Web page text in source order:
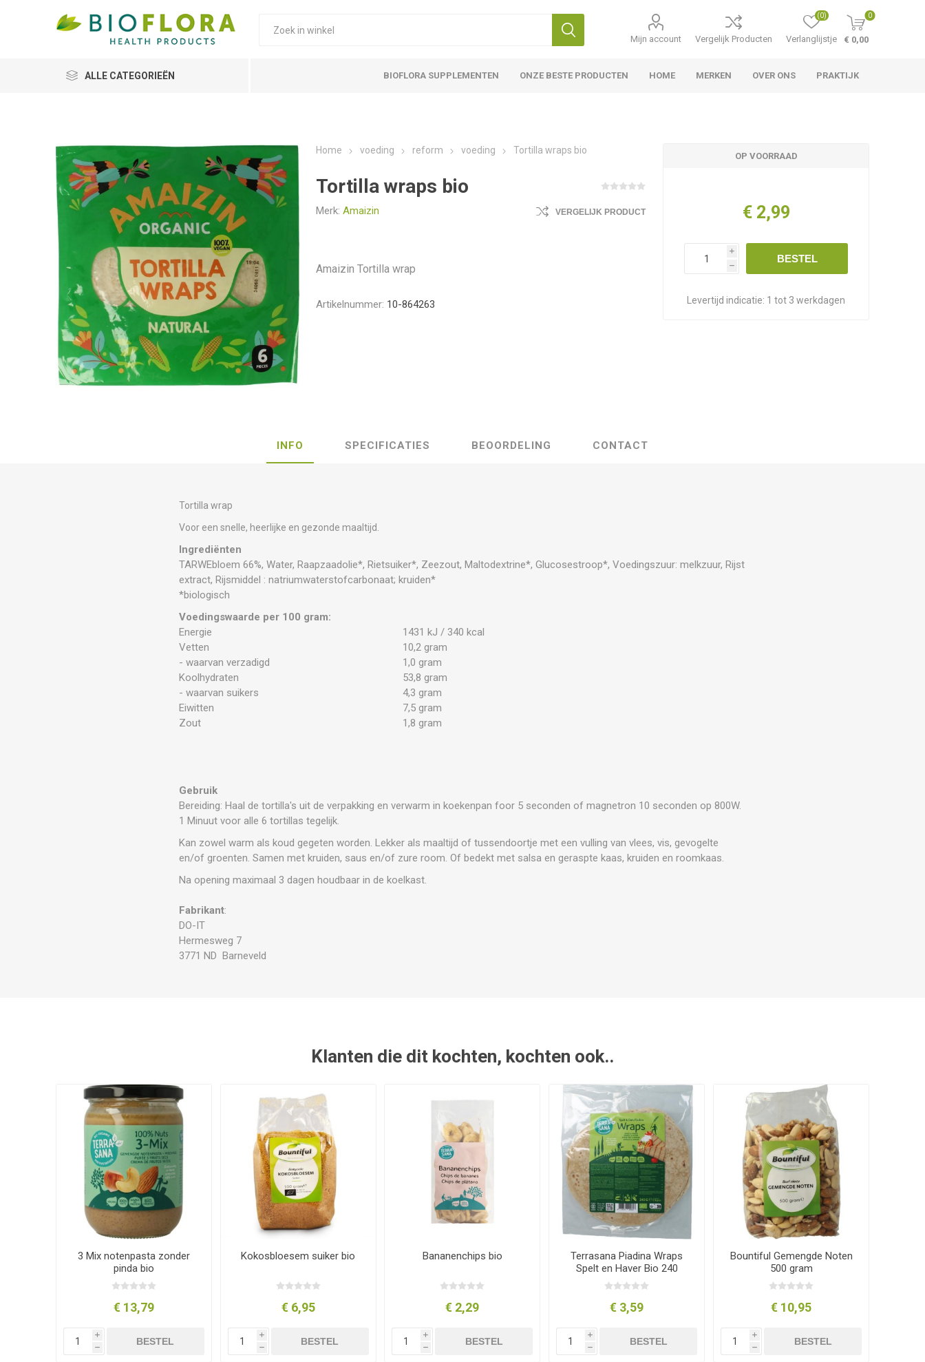
Mijn account Vergelijk Producten Verlanglijstje
(0) 0
€ 0,00
ALLE CATEGORIEËN BIOFLORA SUPPLEMENTEN ONZE BESTE PRODUCTEN HOME MERKEN OVER ONS PRAKTIJK
Home voeding reform voeding Tortilla wraps bio
Tortilla wraps bio
Merk: Amaizin VERGELIJK PRODUCT
Amaizin Tortilla wrap
Artikelnummer: 10-864263
OP VOORRAAD
€ 2,99
i
h
BESTEL
Levertijd indicatie: 1 tot 3 werkdagen
INFO SPECIFICATIES BEOORDELING CONTACT
Tortilla wrap
Voor een snelle, heerlijke en gezonde maaltijd.
Ingrediënten
TARWEbloem 66%, Water, Raapzaadolie*, Rietsuiker*, Zeezout, Maltodextrine*, Glucosestroop*, Voedingszuur: melkzuur, Rijst
extract, Rijsmiddel : natriumwaterstofcarbonaat; kruiden*
*biologisch
Voedingswaarde per 100 gram:
Energie
1431 kJ / 340 kcal
Vetten
10,2 gram
- waarvan verzadigd
1,0 gram
Koolhydraten
53,8 gram
- waarvan suikers
4,3 gram
Eiwitten
7,5 gram
Zout
1,8 gram
Gebruik
Bereiding: Haal de tortilla's uit de verpakking en verwarm in koekenpan foor 5 seconden of magnetron 10 seconden op 800W.
1 Minuut voor alle 6 tortillas tegelijk.
Kan zowel warm als koud gegeten worden. Lekker als maaltijd of tussendoortje met een vulling van vlees, vis, gevogelte
en/of groenten. Samen met kruiden, saus en/of zure room. Of bedekt met salsa en geraspte kaas, kruiden en roomkaas.
Na opening maximaal 3 dagen houdbaar in de koelkast.
Fabrikant:
DO-IT
Hermesweg 7
3771 ND Barneveld
Klanten die dit kochten, kochten ook..
3 Mix notenpasta zonder
pinda bio
€ 13,79
i
h
BESTEL
Kokosbloesem suiker bio
€ 6,95
i
h
BESTEL
Bananenchips bio
€ 2,29
i
h
BESTEL
Terrasana Piadina Wraps
Spelt en Haver Bio 240
gram
€ 3,59
i
h
BESTEL
Bountiful Gemengde Noten
500 gram
€ 10,95
i
h
BESTEL